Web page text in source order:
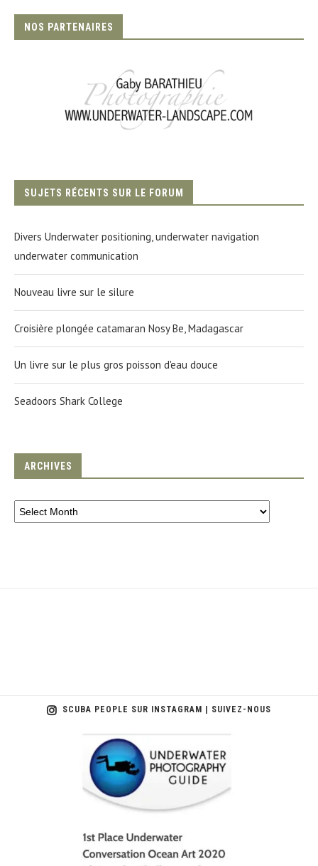
NOS PARTENAIRES
SUJETS RÉCENTS SUR LE FORUM
Divers Underwater positioning, underwater navigation
underwater communication
Nouveau livre sur le silure
Croisière plongée catamaran Nosy Be, Madagascar
Un livre sur le plus gros poisson d'eau douce
Seadoors Shark College
ARCHIVES
SCUBA PEOPLE SUR INSTAGRAM | SUIVEZ-NOUS
scuba_people_magazine